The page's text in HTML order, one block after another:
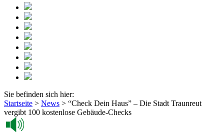
Sie befinden sich hier:
Startseite > News > “Check Dein Haus” – Die Stadt Traunreut
vergibt 100 kostenlose Gebäude-Checks